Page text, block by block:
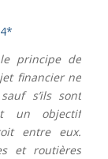
principe de
financier ne
s’ils sont
un objectif
entre eux.
et routières